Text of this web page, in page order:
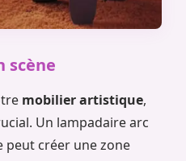
scène
mobilier artistique,
Un lampadaire arc
peut créer une zone